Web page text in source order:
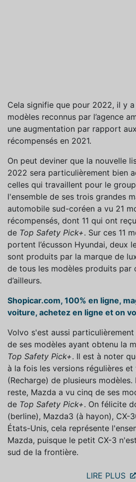
Cela signifie que pour 2022, il y a
modèles reconnus par l’agence
une augmentation par rapport
récompensés en 2021.
On peut deviner que la nouvelle
2022 sera particulièrement bien
celles qui travaillent pour le
l'ensemble de ses trois grandes
automobile sud-coréen a vu 21
récompensés, dont 11 qui ont
de Top Safety Pick+. Sur ces 11
portent l’écusson Hyundai, deux
sont produits par la marque de
de tous les modèles produits par
d’ailleurs.
Shopicar.com, 100% en ligne,
voiture, achetez en ligne et on
Volvo s'est aussi
de ses modèles ayant obtenu la
Top Safety Pick+. Il est à noter
à la fois les versions régulières
(Recharge) de plusieurs
reste, Mazda a vu cinq de ses
de Top Safety Pick+. On félicite
(berline), Mazda3 (à hayon), CX-
États-Unis, cela représente
Mazda, puisque le petit CX-3
sud de la frontière.
LIRE PLUS